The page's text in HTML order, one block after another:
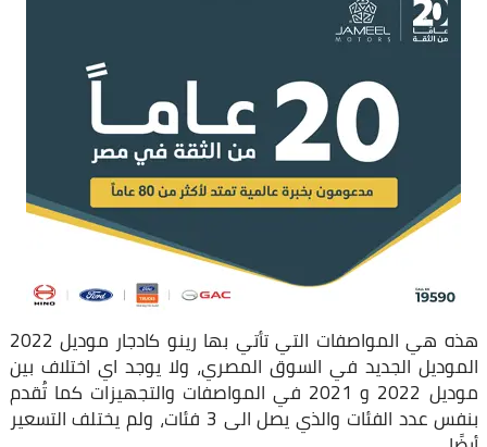
هذه هي المواصفات التي تأتي بها رينو كادجار موديل 2022
الموديل الجديد في السوق المصري، ولا يوجد اي اختلاف بين
موديل 2022 و 2021 في المواصفات والتجهيزات كما تُقدم
بنفس عدد الفئات والذي يصل الى 3 فئات، ولم يختلف التسعير